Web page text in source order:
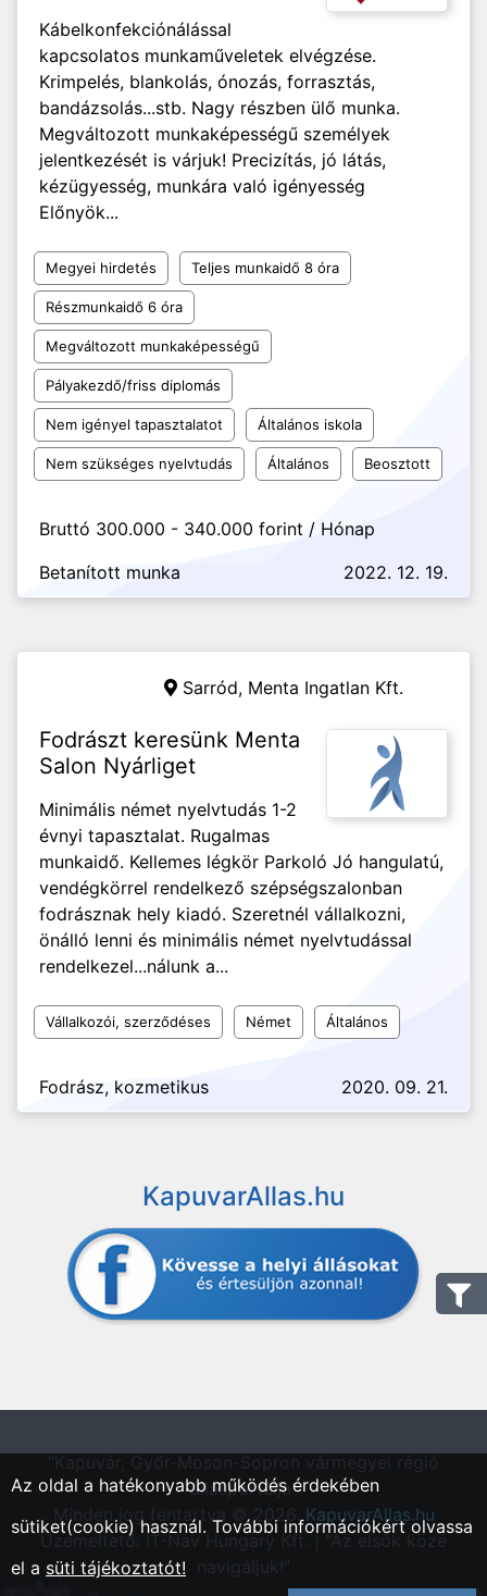
Kábelkonfekciónálással
kapcsolatos munkaműveletek elvégzése.
Krimpelés, blankolás, ónozás, forrasztás,
bandázsolás...stb. Nagy részben ülő munka.
Megváltozott munkaképességű személyek
jelentkezését is várjuk! Precizítás, jó látás,
kézügyesség, munkára való igényesség
Előnyök...
Megyei hirdetés Teljes munkaidő 8 óra
Részmunkaidő 6 óra
Megváltozott munkaképességű
Pályakezdő/friss diplomás
Nem igényel tapasztalatot Általános iskola
Nem szükséges nyelvtudás Általános Beosztott
Bruttó 300.000 - 340.000 forint / Hónap
Betanított munka
2022. 12. 19.
Sarród, Menta Ingatlan Kft.
Fodrászt keresünk Menta
Salon Nyárliget
Minimális német nyelvtudás 1-2
évnyi tapasztalat. Rugalmas
munkaidő. Kellemes légkör Parkoló Jó hangulatú,
vendégkörrel rendelkező szépségszalonban
fodrásznak hely kiadó. Szeretnél vállalkozni,
önálló lenni és minimális német nyelvtudással
rendelkezel...nálunk a...
Vállalkozói, szerződéses Német Általános
Fodrász, kozmetikus 2020. 09. 21.
KapuvarAllas.hu
állásportálja"
Minden jog fentartva © 2026.KapuvarAllas.hu
Üzemeltető: IT-Nav Hungary Kft. | "Az elsők közé
Az oldal a hatékonyabb működés érdekében
sütiket(cookie) használ. További információkért olvassa
el a süti tájékoztatót!